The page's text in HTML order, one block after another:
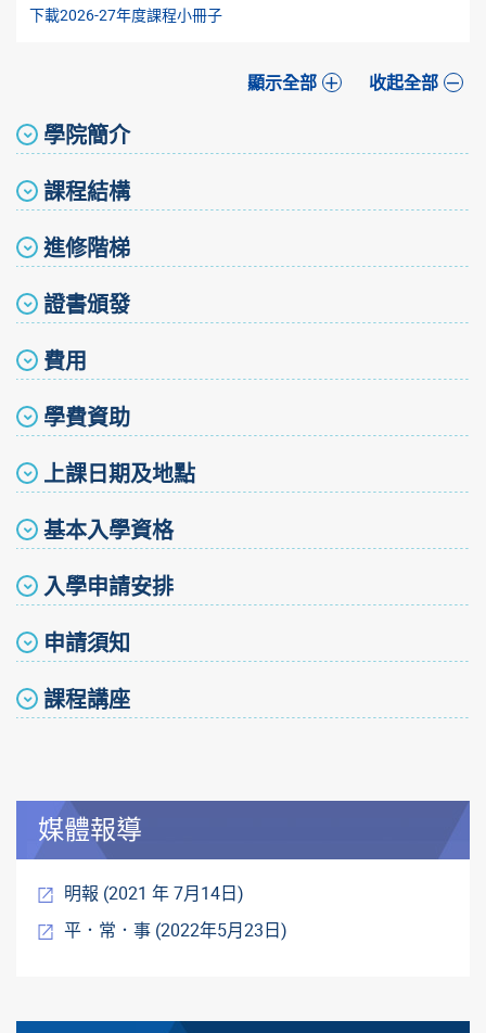
下載2026-27年度課程小冊子
顯示全部 收起全部
學院簡介
課程結構
進修階梯
證書頒發
費用
學費資助
上課日期及地點
基本入學資格
入學申請安排
申請須知
課程講座
媒體報導
明報 (2021 年 7月14日)
平．常．事 (2022年5月23日)